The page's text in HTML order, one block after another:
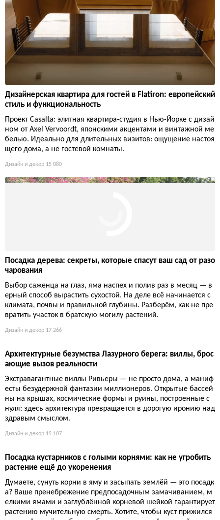
Дизайнерская квартира для гостей в Flatiron: европейский
стиль и функциональность
Проект Casalta: элитная квартира-студия в Нью-Йорке с дизай
ном от Axel Vervoordt, японскими акцентами и винтажной ме
белью. Идеально для длительных визитов: ощущение настоя
щего дома, а не гостевой комнаты.
Дизайн и декор 15 080
Посадка дерева: секреты, которые спасут ваш сад от разо
чарования
Выбор саженца на глаз, яма наспех и полив раз в месяц — в
ерный способ вырастить сухостой. На деле всё начинается с
климата, почвы и правильной глубины. Разберём, как не пре
вратить участок в братскую могилу растений.
Дизайн и декор 17 266
Архитектурные безумства Лазурного берега: виллы, брос
ающие вызов реальности
Экстравагантные виллы Ривьеры — не просто дома, а маниф